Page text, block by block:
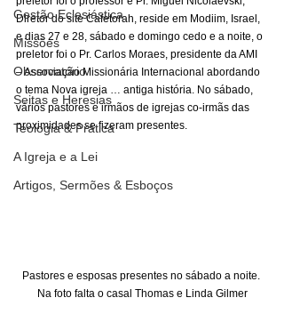
Gestão Eclesiástica
Missões
Observatório
Seitas e Heresias
Teologia & Prática
A Igreja e a Lei
Artigos, Sermões & Esboços
Diretor do site Cafetorah, reside em Modiim, Israel,
e dias 27 e 28, sábado e domingo cedo e a noite, o
preletor foi o Pr. Carlos Moraes, presidente da AMI
– Associação Missionária Internacional abordando
o tema Nova igreja … antiga história. No sábado,
vários pastores e irmãos de igrejas co-irmãs das
proximidades se fizeram presentes.
Pastores e esposas presentes no sábado a noite.
Na foto falta o casal Thomas e Linda Gilmer